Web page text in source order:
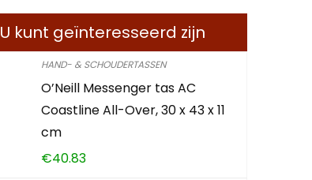
U kunt geïnteresseerd zijn
HAND- & SCHOUDERTASSEN
O’Neill Messenger tas AC
Coastline All-Over, 30 x 43 x 11
cm
€40.83